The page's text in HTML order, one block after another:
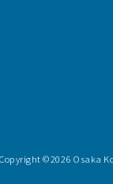
©2026 Osaka